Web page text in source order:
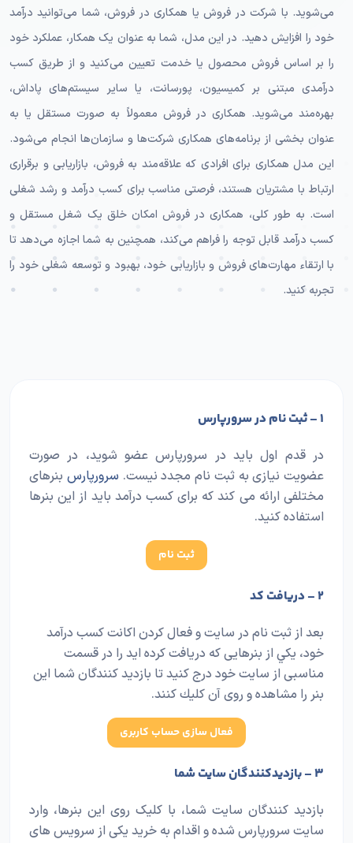
می‌شوید. با شرکت در فروش یا همکاری در فروش، شما می‌توانید درآمد
خود را افزایش دهید. در این مدل، شما به عنوان یک همکار، عملکرد خود
را بر اساس فروش محصول یا خدمت تعیین می‌کنید و از طریق کسب
درآمدی مبتنی بر کمیسیون، پورسانت، یا سایر سیستم‌های پاداش،
بهره‌مند می‌شوید. همکاری در فروش معمولاً به صورت مستقل یا به
عنوان بخشی از برنامه‌های همکاری شرکت‌ها و سازمان‌ها انجام می‌شود.
این مدل همکاری برای افرادی که علاقه‌مند به فروش، بازاریابی و برقراری
ارتباط با مشتریان هستند، فرصتی مناسب برای کسب درآمد و رشد شغلی
است. به طور کلی، همکاری در فروش امکان خلق یک شغل مستقل و
کسب درآمد قابل توجه را فراهم می‌کند، همچنین به شما اجازه می‌دهد تا
با ارتقاء مهارت‌های فروش و بازاریابی خود، بهبود و توسعه شغلی خود را
تجربه کنید.
۱ – ثبت نام در سرورپارس
در قدم اول بايد در سرورپارس عضو شويد، در صورت
عضويت نيازی به ثبت نام مجدد نيست. سرورپارس بنرهای
مختلفی ارائه می كند كه برای كسب درآمد بايد از اين بنرها
استفاده كنيد.
ثبت نام
۲ – دریافت کد
بعد از ثبت نام در سايت و فعال كردن اكانت كسب درآمد
خود، يكي از بنرهايی كه دريافت كرده ايد را در قسمت
مناسبی از سايت خود درج كنيد تا بازديد كنندگان شما اين
بنر را مشاهده و روی آن كليك كنند.
فعال سازی حساب کاربری
۳ – بازدیدکنندگان سایت شما
بازديد كنندگان سايت شما، با كليک روی اين بنرها، وارد
سايت سرورپارس شده و اقدام به خريد يكی از سرويس های